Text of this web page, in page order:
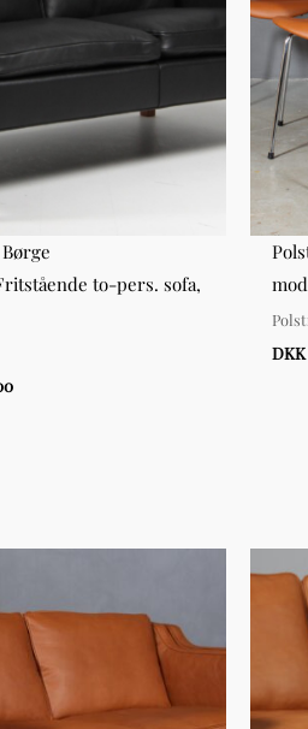
to-pers. sofa,